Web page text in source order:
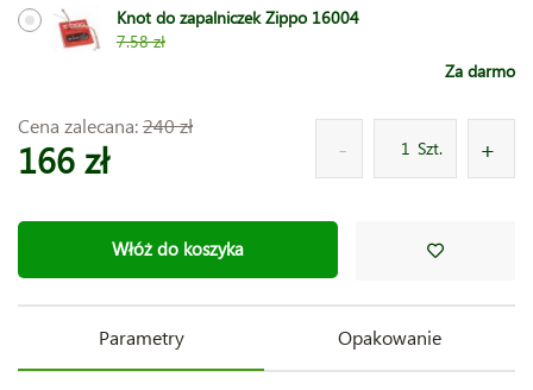
Knot do zapalniczek Zippo 16004
7.58 zł
Za darmo
Cena zalecana:240 zł
166 zł Szt.
Włóż do koszyka
Parametry Opakowanie